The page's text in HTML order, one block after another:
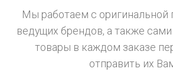
Мы работаем с оригинальной
ведущих брендов, а также
товары в каждом заказе
отправить их